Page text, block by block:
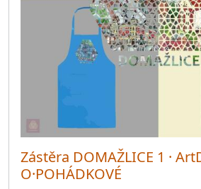
Zástěra DOMAŽLICE 1 ·
O·POHÁDKOVÉ